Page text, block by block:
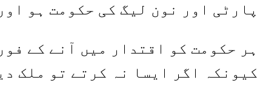
پارٹی اور نون لیگ کی حکومت ہو
ہر حکومت کو اقتدار میں آنے کے
کیونکہ اگر ایسا نہ کرتے تو ملک